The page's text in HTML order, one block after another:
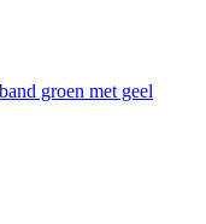
groen met geel